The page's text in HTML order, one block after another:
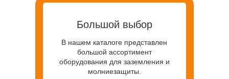
Большой выбор
В нашем каталоге представлен
большой ассортимент
оборудования для заземления и
молниезащиты.